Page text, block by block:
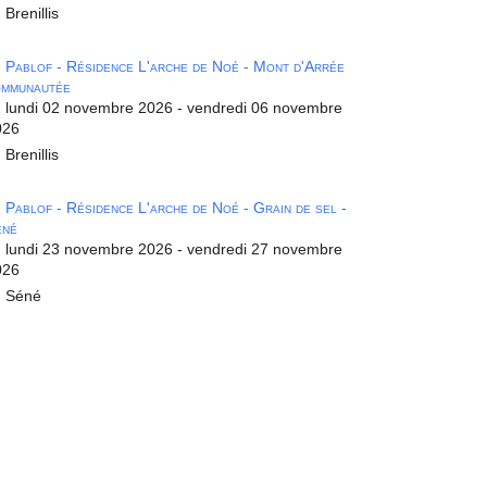
Brenillis
Pablof - Résidence L'arche de Noé - Mont d'Arrée
lundi 02 novembre 2026 - vendredi 06 novembre
Brenillis
Pablof - Résidence L'arche de Noé - Grain de sel -
lundi 23 novembre 2026 - vendredi 27 novembre
Séné